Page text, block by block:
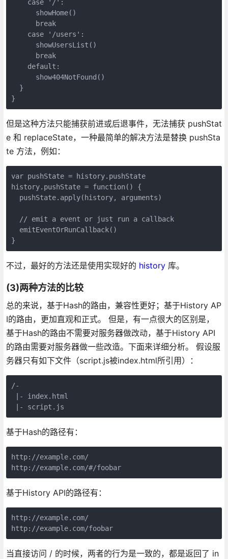
    case '/':
      showHome()
      break
    case '/users':
      showUsersList()
      break
    default:
      show404NotFound()
  }
但是这种方法只能捕获前进或后退事件，无法捕获 pushStat
e 和 replaceState，一种最简单的解决方法是替换 pushSta
te 方法，例如：
var pushState = history.pushState
history.pushState = function() {
  pushState.apply(history, arguments)
  // emit a event or just run a callback
  emitEventOrRunCallback()
不过，最好的方法还是使用实现好的 history库。
(3)两种方法的比较
总的来说，基于Hash的路由，兼容性更好；基于History AP
I的路由，更加直观和正式。 但是，有一点很大的区别是，
基于Hash的路由不需要对服务器做改动，基于History API
的路由需要对服务器做一些改造。下面来详细分析。 假设服
务器只有如下文件（script.js被index.html所引用）：
/-
|- index.html
基于Hash的路径有：
http://example.com/
http://example.com/#/foobar
基于History API的路径有：
http://example.com/
http://example.com/foobar
当直接访问 / 的时候，两者的行为是一致的，都是返回了 in